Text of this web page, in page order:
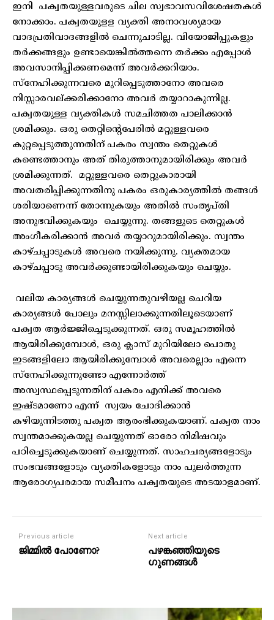
ഇനി പക്വതയുള്ളവരുടെ ചില സ്വഭാവസവിശേഷതകൾ
നോക്കാം. പക്വതയുളള വ്യക്തി അനാവശ്യമായ
വാദപ്രതിവാദങ്ങളിൽ ചെന്നുചാടില്ല. വിയോജിപ്പുകളും
തർക്കങ്ങളും ഉണ്ടായെങ്കിൽത്തന്നെ തർക്കം എപ്പോൾ
അവസാനിപ്പിക്കണമെന്ന് അവർക്കറിയാം.
സ്നേഹിക്കുന്നവരെ മുറിപ്പെടുത്താനോ അവരെ
നിസ്സാരവല്ക്കരിക്കാനോ അവർ തയ്യാറാകുന്നില്ല.
പക്വതയുള്ള വ്യക്തികൾ സമചിത്തത പാലിക്കാൻ
ശ്രമിക്കും. ഒരു തെറ്റിന്റെപേരിൽ മറ്റുള്ളവരെ
കുറ്റപ്പെടുത്തുന്നതിന് പകരം സ്വന്തം തെറ്റുകൾ
കണ്ടെത്താനും അത് തിരുത്താനുമായിരിക്കും അവർ
ശ്രമിക്കുന്നത്. മറ്റുള്ളവരെ തെറ്റുകാരായി
അവതരിപ്പിക്കുന്നതിനു പകരം ഒരുകാര്യത്തിൽ തങ്ങൾ
ശരിയാണെന്ന് തോന്നുകയും അതിൽ സംതൃപ്തി
അനുഭവിക്കുകയും ചെയ്യുന്നു. തങ്ങളുടെ തെറ്റുകൾ
അംഗീകരിക്കാൻ അവർ തയ്യാറുമായിരിക്കും. സ്വന്തം
കാഴ്ചപ്പാടുകൾ അവരെ നയിക്കുന്നു. വ്യക്തമായ
കാഴ്ചപ്പാടു അവർക്കുണ്ടായിരിക്കുകയും ചെയ്യും.
വലിയ കാര്യങ്ങൾ ചെയ്യുന്നതുവഴിയല്ല ചെറിയ
കാര്യങ്ങൾ പോലും മനസ്സിലാക്കുന്നതിലൂടെയാണ്
പക്വത ആർജ്ജിച്ചെടുക്കുന്നത്. ഒരു സമൂഹത്തിൽ
ആയിരിക്കുമ്പോൾ, ഒരു ക്ലാസ് മുറിയിലോ പൊതു
ഇടങ്ങളിലോ ആയിരിക്കുമ്പോൾ അവരെല്ലാം എന്നെ
സ്നേഹിക്കുന്നുണ്ടോ എന്നോർത്ത്
അസ്വസ്ഥപ്പെടുന്നതിന് പകരം എനിക്ക് അവരെ
ഇഷ്ടമാണോ എന്ന് സ്വയം ചോദിക്കാൻ
കഴിയുന്നിടത്തു പക്വത ആരംഭിക്കുകയാണ്. പക്വത നാം
സ്വന്തമാക്കുകയല്ല ചെയ്യുന്നത് ഓരോ നിമിഷവും
പഠിച്ചെടുക്കുകയാണ് ചെയ്യുന്നത്. സാഹചര്യങ്ങളോടും
സംഭവങ്ങളോടും വ്യക്തികളോടും നാം പുലർത്തുന്ന
ആരോഗ്യപരമായ സമീപനം പക്വതയുടെ അടയാളമാണ്.
Previous article
ജിമ്മിൽ പോണോ?
Next article
പഴങ്കഞ്ഞിയുടെ
ഗുണങ്ങൾ